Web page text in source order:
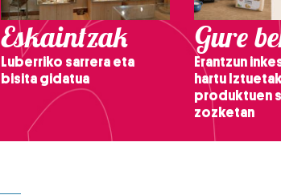
Eskaintzak
Luberriko sarrera eta
bisita gidatua
Gure
Erantzun
hartu
produktuen
zozketan